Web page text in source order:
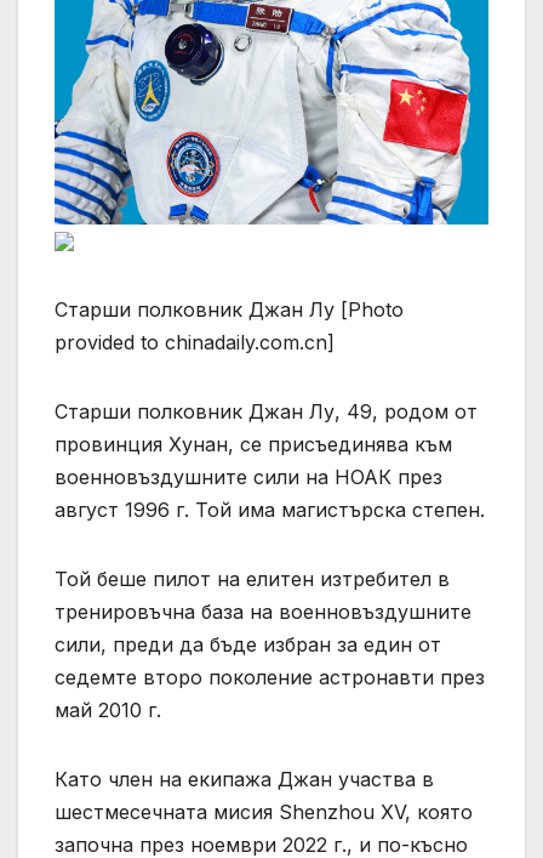
Старши полковник Джан Лу [Photo
provided to chinadaily.com.cn]
Старши полковник Джан Лу, 49, родом от
провинция Хунан, се присъединява към
военновъздушните сили на НОАК през
август 1996 г. Той има магистърска степен.
Той беше пилот на елитен изтребител в
тренировъчна база на военновъздушните
сили, преди да бъде избран за един от
седемте второ поколение астронавти през
май 2010 г.
Като член на екипажа Джан участва в
шестмесечната мисия Shenzhou XV, която
започна през ноември 2022 г., и по-късно